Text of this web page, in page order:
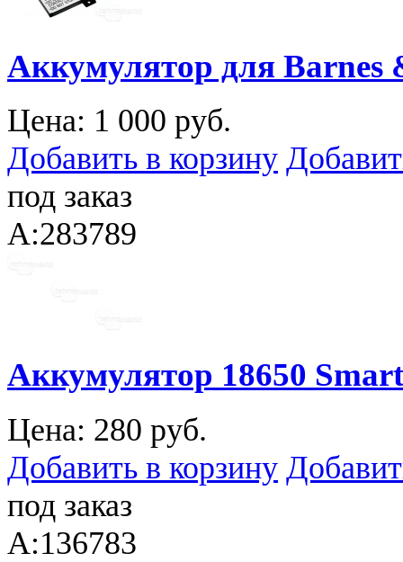
Аккумулятор для Barnes
Цена: 1 000 руб.
Добавить в корзину
под заказ
A:283789
Аккумулятор 18650
Цена: 280 руб.
Добавить в корзину
под заказ
A:136783